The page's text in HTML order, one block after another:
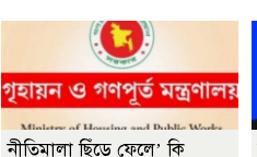
নীতিমালা ছিঁড়ে ফেলে’ কি